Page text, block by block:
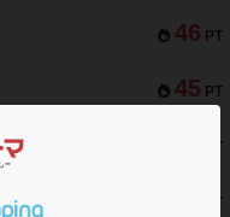
46 PT
45 PT
PT
PT